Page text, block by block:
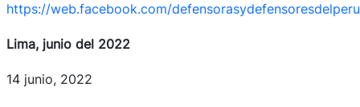
https://web.facebook.com/defensorasydefensoresdelperu
Lima, junio del 2022
14 junio, 2022